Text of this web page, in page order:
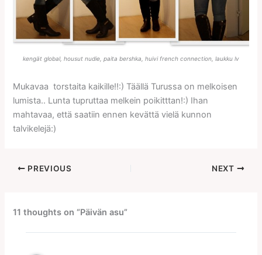
kengät global, housut nudie, paita bershka, huivi french connection, laukku lv
Mukavaa torstaita kaikille!!:) Täällä Turussa on melkoisen
lumista.. Lunta tupruttaa melkein poikitttan!:) Ihan
mahtavaa, että saatiin ennen kevättä vielä kunnon
talvikelejä:)
PREVIOUS NEXT
11 thoughts on “Päivän asu”